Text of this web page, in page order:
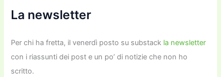
La newsletter
Per chi ha fretta, il venerdì posto su substack la newsletter
con i riassunti dei post e un po’ di notizie che non ho
scritto.